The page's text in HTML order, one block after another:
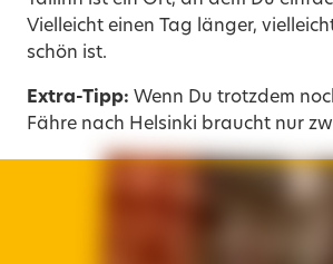
Vielleicht einen Tag länger,
schön ist.
Extra-Tipp: Wenn Du trotzdem
Fähre nach Helsinki braucht nur